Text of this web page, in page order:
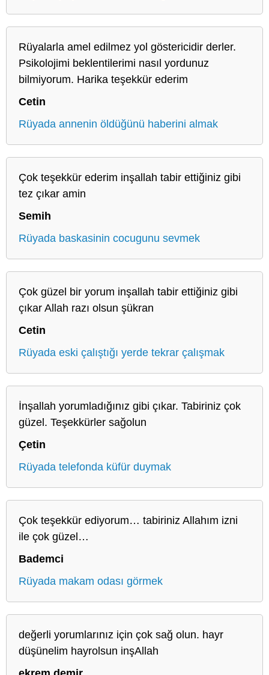
Rüyalarla amel edilmez yol göstericidir derler.
Psikolojimi beklentilerimi nasıl yordunuz
bilmiyorum. Harika teşekkür ederim
Cetin
Rüyada annenin öldüğünü haberini almak
Çok teşekkür ederim inşallah tabir ettiğiniz gibi
tez çıkar amin
Semih
Rüyada baskasinin cocugunu sevmek
Çok güzel bir yorum inşallah tabir ettiğiniz gibi
çıkar Allah razı olsun şükran
Cetin
Rüyada eski çalıştığı yerde tekrar çalışmak
İnşallah yorumladığınız gibi çıkar. Tabiriniz çok
güzel. Teşekkürler sağolun
Çetin
Rüyada telefonda küfür duymak
Çok teşekkür ediyorum… tabiriniz Allahım izni
ile çok güzel…
Bademci
Rüyada makam odası görmek
değerli yorumlarınız için çok sağ olun. hayr
düşünelim hayrolsun inşAllah